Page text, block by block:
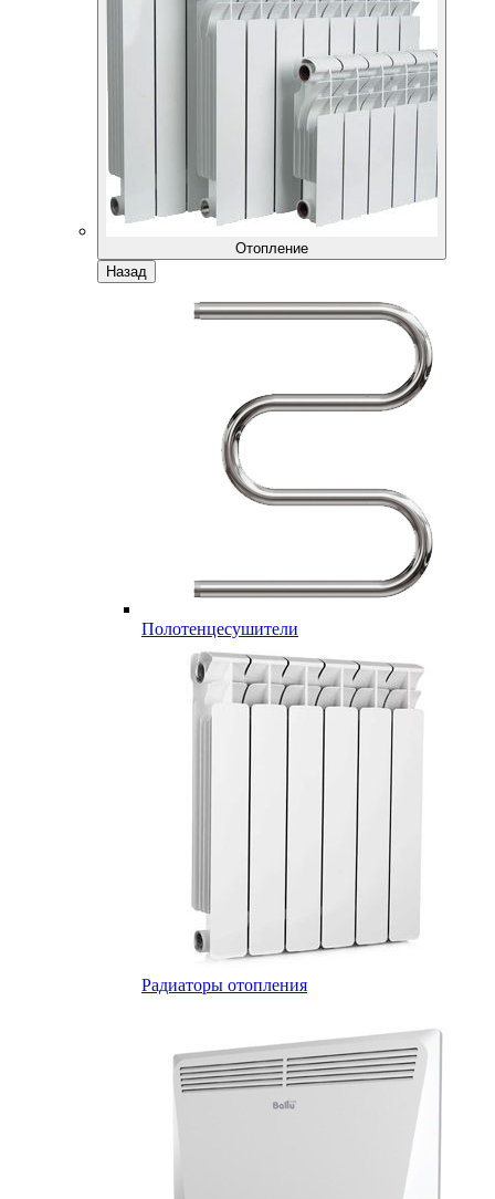
Отопление
Назад
Полотенцесушители
Радиаторы отопления